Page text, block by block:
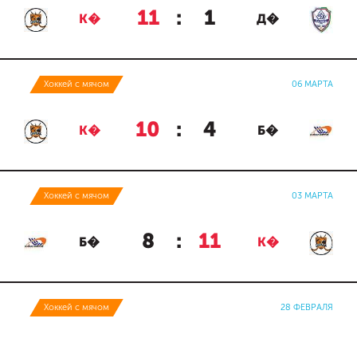
К� 11 : 1 Д�
Хоккей с мячом 06 МАРТА
К� 10 : 4 Б�
Хоккей с мячом 03 МАРТА
Б� 8 : 11 К�
Хоккей с мячом 28 ФЕВРАЛЯ